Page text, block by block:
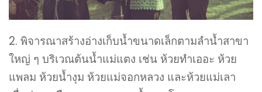
2. พิจารณาสร้างอ่างเก็บน้ำขนาดเล็กตามลำน้ำสาขา
ใหญ่ ๆ บริเวณต้นน้ำแม่แตง เช่น ห้วยทำเออะ ห้วย
แพลม ห้วยน้ำงุม ห้วยแม่จอกหลวง และห้วยแม่เลา